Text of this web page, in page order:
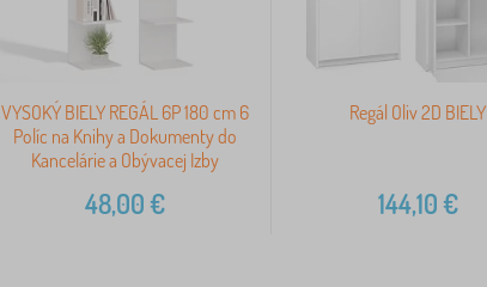
VYSOKÝ BIELY REGÁL 6P 180 cm 6
Políc na Knihy a Dokumenty do
Kancelárie a Obývacej Izby
48,00€
Regál Oliv 2D BIELY
144,10€